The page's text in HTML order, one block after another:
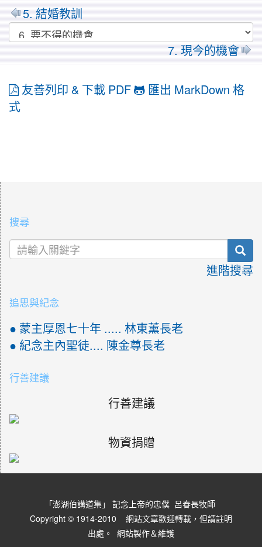
5. 結婚教訓
7. 現今的機會
友善列印 & 下載 PDF
匯出 MarkDown 格
式
搜尋
進階搜尋
追思與紀念
● 蒙主厚恩七十年 ..... 林東薰長老
● 紀念主內聖徒.... 陳金尊長老
行善建議
行善建議
物資捐贈
「澎湖伯講道集」 記念上帝的忠僕 呂春長牧師
Copyright © 1914-2010 網站文章歡迎轉載，但請註明
出處。
網站製作＆維護